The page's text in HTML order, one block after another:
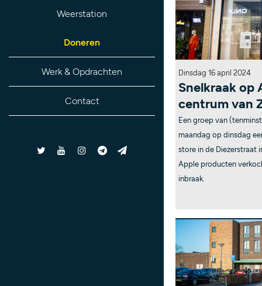
Weerstation
Doneren
Werk & Opdrachten
Contact
Dinsdag 16 april 2024
Snelkraak op
centrum van
Een groep van
maandag op dinsdag
store in de Diezerstraat
Apple producten
inbraak.